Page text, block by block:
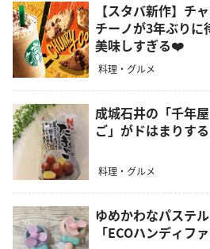
【スタバ新作】チ
チーノが3年ぶりに
美味しすぎる❤️
料理・グルメ
成城石井の「千年
ご」がドはまりす
料理・グルメ
ゆめかわなパステ
「ECOハンディフ